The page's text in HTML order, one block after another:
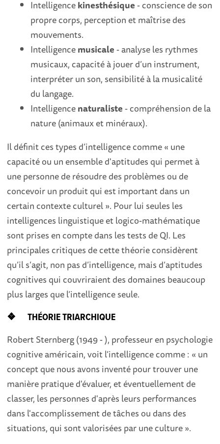
Intelligencekinesthésique- conscience de son
propre corps, perception et maîtrise des
mouvements.
Intelligencemusicale- analyse les rythmes
musicaux, capacité à jouer d’un instrument,
interpréter un son, sensibilité à la musicalité
du langage.
Intelligencenaturaliste- compréhension de la
nature (animaux et minéraux).
Il définit ces types d’intelligence comme « une
capacité ou un ensemble d'aptitudes qui permet à
une personne de résoudre des problèmes ou de
concevoir un produit qui est important dans un
certain contexte culturel ». Pour lui seules les
intelligences linguistique et logico-mathématique
sont prises en compte dans les tests de QI. Les
principales critiques de cette théorie considèrent
qu’il s’agit, non pas d’intelligence, mais d’aptitudes
cognitives qui couvriraient des domaines beaucoup
plus larges que l’intelligence seule.
❖ THÉORIE TRIARCHIQUE
Robert Sternberg (1949 - ), professeur en psychologie
cognitive américain, voit l’intelligence comme : « un
concept que nous avons inventé pour trouver une
manière pratique d'évaluer, et éventuellement de
classer, les personnes d'après leurs performances
dans l'accomplissement de tâches ou dans des
situations, qui sont valorisées par une culture ».